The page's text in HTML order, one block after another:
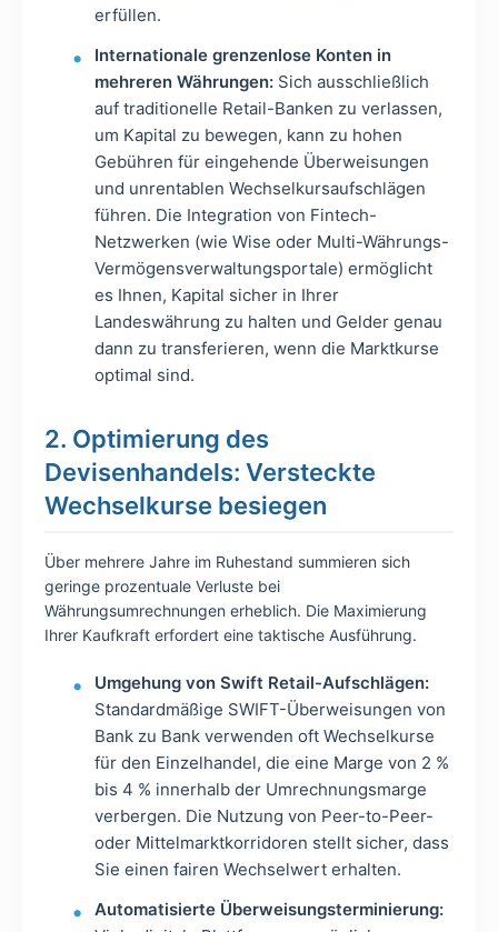
erfüllen.
Internationale grenzenlose Konten in
mehreren Währungen: Sich ausschließlich
auf traditionelle Retail-Banken zu verlassen,
um Kapital zu bewegen, kann zu hohen
Gebühren für eingehende Überweisungen
und unrentablen Wechselkursaufschlägen
führen. Die Integration von Fintech-
Netzwerken (wie Wise oder Multi-Währungs-
Vermögensverwaltungsportale) ermöglicht
es Ihnen, Kapital sicher in Ihrer
Landeswährung zu halten und Gelder genau
dann zu transferieren, wenn die Marktkurse
optimal sind.
2. Optimierung des
Devisenhandels: Versteckte
Wechselkurse besiegen
Über mehrere Jahre im Ruhestand summieren sich
geringe prozentuale Verluste bei
Währungsumrechnungen erheblich. Die Maximierung
Ihrer Kaufkraft erfordert eine taktische Ausführung.
Umgehung von Swift Retail-Aufschlägen:
Standardmäßige SWIFT-Überweisungen von
Bank zu Bank verwenden oft Wechselkurse
für den Einzelhandel, die eine Marge von 2 %
bis 4 % innerhalb der Umrechnungsmarge
verbergen. Die Nutzung von Peer-to-Peer-
oder Mittelmarktkorridoren stellt sicher, dass
Sie einen fairen Wechselwert erhalten.
Automatisierte Überweisungsterminierung: